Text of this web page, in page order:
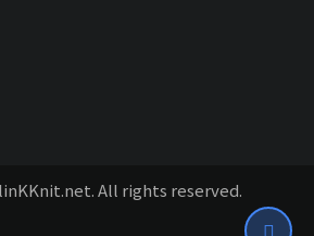
All rights reserved.